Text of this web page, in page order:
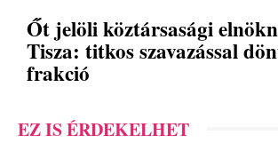
Őt jelöli köztársasági
Tisza: titkos szavazással
frakció
EZ IS ÉRDEKELHET